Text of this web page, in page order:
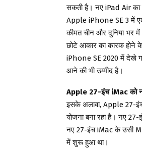
सकती है। नए iPad Air का
Apple iPhone SE 3 में एक
कीमत चीन और दुनिया भर
छोटे आकार का कारक होने
iPhone SE 2020 में देखे
आने की भी उम्मीद है।
Apple 27-इंच iMac को
इसके अलावा, Apple 27-
योजना बना रहा है। नए
नए 27-इंच iMac के उसी
में शुरू हुआ था।